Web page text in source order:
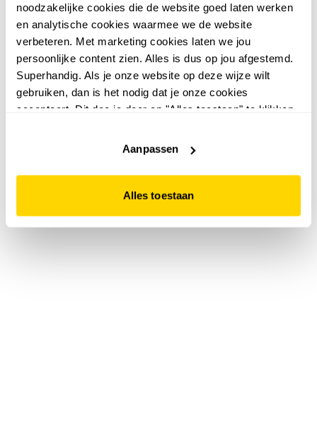
noodzakelijke cookies die de website goed laten werken
en analytische cookies waarmee we de website
verbeteren. Met marketing cookies laten we jou
persoonlijke content zien. Alles is dus op jou afgestemd.
Superhandig. Als je onze website op deze wijze wilt
gebruiken, dan is het nodig dat je onze cookies
accepteert. Dit doe je door op "Alles toestaan" te klikken.
website niet optimaal functioneert.
Aanpassen
Alles toestaan